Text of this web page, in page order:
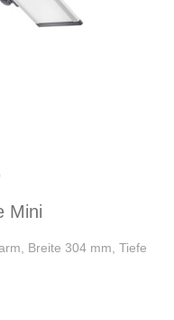
Mini
Breite 304 mm, Tiefe